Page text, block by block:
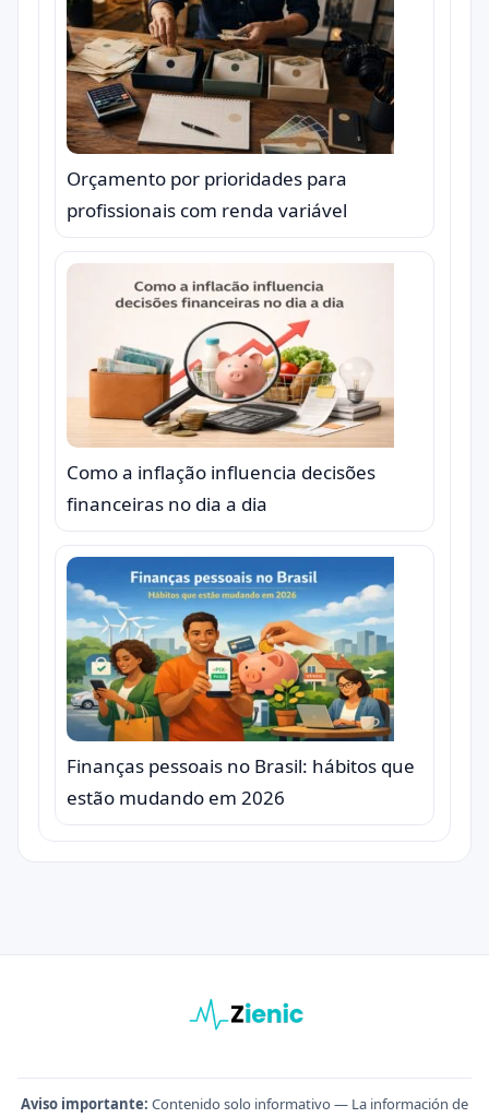
Orçamento por prioridades para
profissionais com renda variável
Como a inflação influencia decisões
financeiras no dia a dia
Finanças pessoais no Brasil: hábitos que
estão mudando em 2026
Aviso importante: Contenido solo informativo — La información de